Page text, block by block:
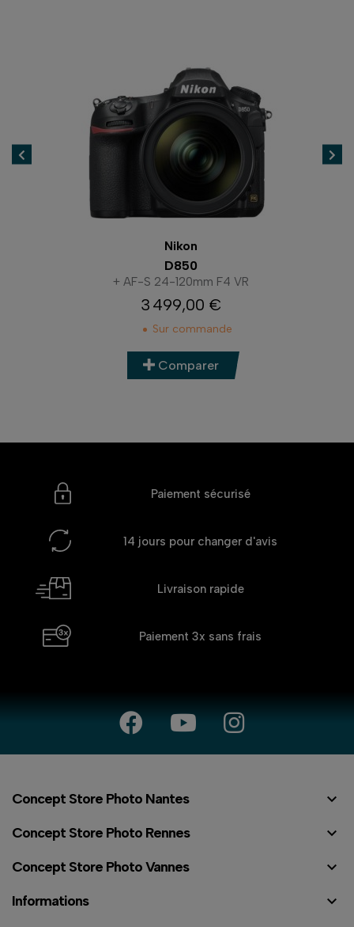
Nikon
D850
+ AF-S 24-120mm F4 VR
Prix
3 499,00 €
Sur commande
Comparer
Paiement sécurisé
14 jours pour changer d'avis
Livraison rapide
Paiement 3x sans frais
Concept Store Photo Nantes 
Concept Store Photo Rennes 
Concept Store Photo Vannes 
Informations 